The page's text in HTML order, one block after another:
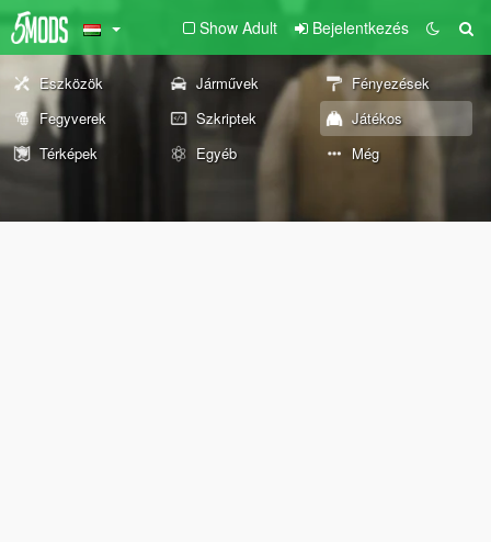
Show Adult Bejelentkezés
Eszközök Járművek
Fényezések
Fegyverek
Szkriptek
Játékos
Térképek
Egyéb Még